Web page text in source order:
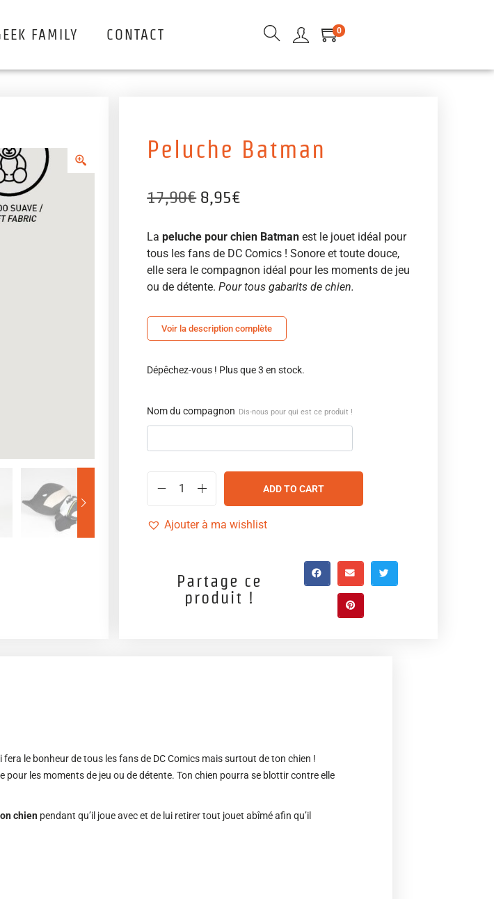
FAMILY CONTACT 0
Peluche Batman
17,90€ 8,95€
Lapeluche pour chien Batman est le jouet idéal pour
tous les fans de DC Comics ! Sonore et toute douce,
elle sera le compagnon idéal pour les moments de jeu
ou de détente.Pour tous gabarits de chien.
Voir la description complète
Dépêchez-vous ! Plus que 3 en stock.
Nom du compagnon Dis-nous pour qui est ce produit !
ADD TO CART
Ajouter à ma wishlist
Partage ce
produit !
le bonheur de tous les fans de DC Comics mais surtout de ton chien !
les moments de jeu ou de détente. Ton chien pourra se blottir contre elle
chien pendant qu’il joue avec et de lui retirer tout jouet abîmé afin qu’il